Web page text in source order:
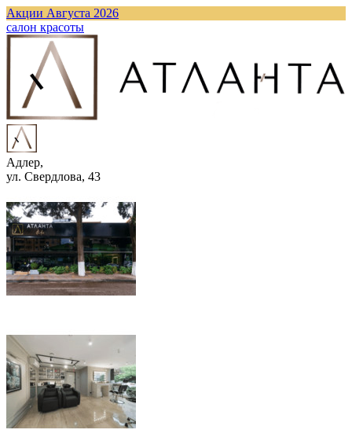
Акции Августа 2026
cалон красоты
Адлер,
ул. Свердлова, 43